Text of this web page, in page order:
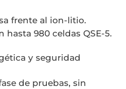
frente al ion-litio.
980 celdas QSE-5.
y seguridad
de pruebas, sin